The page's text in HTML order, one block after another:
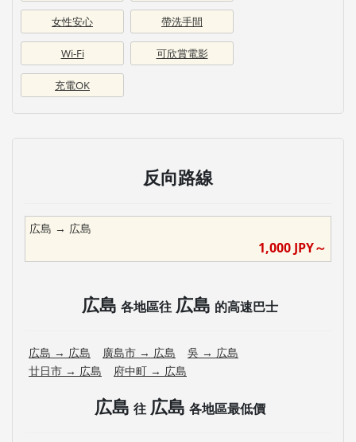
女性安心 帶洗手間
Wi-Fi 可欣賞電影
充電OK
反向路線
広島 → 広島
1,000 JPY～
広島 各地區往 広島 的高速巴士
広島 → 広島 廣島市 → 広島 吳 → 広島
廿日市 → 広島 府中町 → 広島
広島 往 広島 各地區最低價